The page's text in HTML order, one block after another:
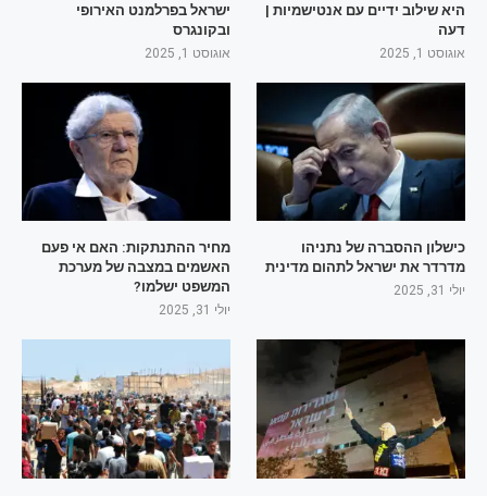
היא שילוב ידיים עם אנטישמיות |
דעה
אוגוסט 1, 2025
ישראל בפרלמנט האירופי
ובקונגרס
אוגוסט 1, 2025
כישלון ההסברה של נתניהו
מדרדר את ישראל לתהום מדינית
יולי 31, 2025
מחיר ההתנתקות: האם אי פעם
האשמים במצבה של מערכת
המשפט ישלמו?
יולי 31, 2025